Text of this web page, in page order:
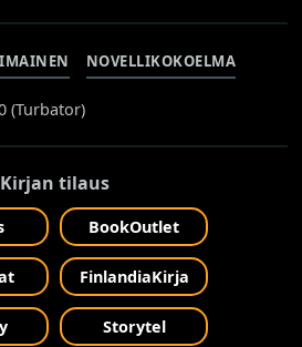
NOVELLIKOKOELMA
(Turbator)
Kirjan tilaus
BookOutlet
FinlandiaKirja
Storytel